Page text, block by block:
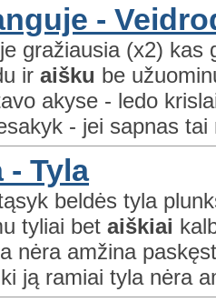
-
gražiausia (x2) kas
ir aišku be
akyse - ledo
- jei sapnas tai
- Tyla
beldės tyla
tyliai bet aiškiai
nėra amžina
ją ramiai tyla nėra